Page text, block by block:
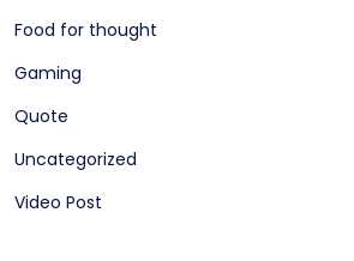
Food for thought
Gaming
Quote
Uncategorized
Video Post